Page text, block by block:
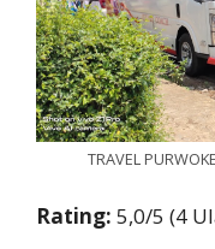
TRAVEL
Rating: 5,0/5 (4